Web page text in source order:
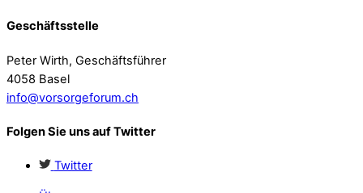
Geschäftsstelle
Peter Wirth, Geschäftsführer
4058 Basel
info@vorsorgeforum.ch
Folgen Sie uns auf Twitter
Twitter